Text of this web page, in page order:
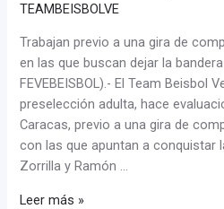
TEAMBEISBOLVE
Trabajan previo a una gira de
en las que buscan dejar la
FEVEBEISBOL).- El Team Beisbol
preselección adulta, hace
Caracas, previo a una gira de
con las que apuntan a conquistar
Zorrilla y Ramón …
Leer más »